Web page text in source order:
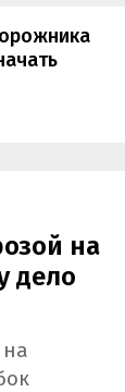
на
дело